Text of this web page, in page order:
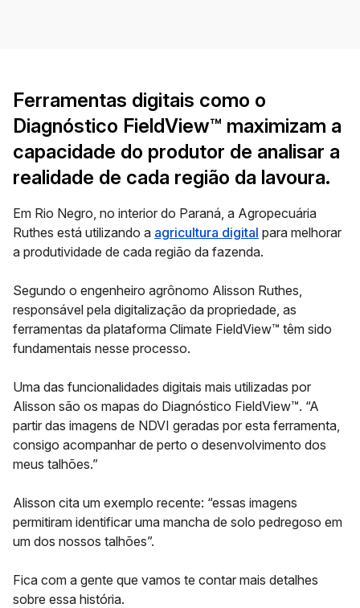
Ferramentas digitais como o
Diagnóstico FieldView™ maximizam a
capacidade do produtor de analisar a
realidade de cada região da lavoura.
Em Rio Negro, no interior do Paraná, a Agropecuária
Ruthes está utilizando a agricultura digital para melhorar
a produtividade de cada região da fazenda.
Segundo o engenheiro agrônomo Alisson Ruthes,
responsável pela digitalização da propriedade, as
ferramentas da plataforma Climate FieldView™ têm sido
fundamentais nesse processo.
Uma das funcionalidades digitais mais utilizadas por
Alisson são os mapas do Diagnóstico FieldView™. “A
partir das imagens de NDVI geradas por esta ferramenta,
consigo acompanhar de perto o desenvolvimento dos
meus talhões.”
Alisson cita um exemplo recente: “essas imagens
permitiram identificar uma mancha de solo pedregoso em
um dos nossos talhões”.
Fica com a gente que vamos te contar mais detalhes
sobre essa história.